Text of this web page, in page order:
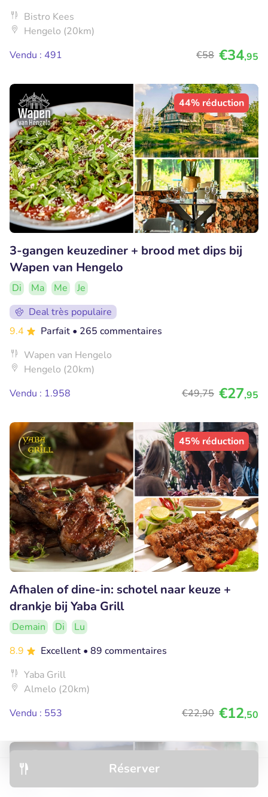
Réserver
Bistro Kees
Hengelo (20km)
Vendu : 491
€58 €34,95
44% réduction
3-gangen keuzediner + brood met dips bij
Wapen van Hengelo
Di Ma Me
Je
Deal très populaire
9.4
Parfait • 265 commentaires
Wapen van Hengelo
Hengelo (20km)
Vendu : 1.958
€49,75 €27,95
45% réduction
Afhalen of dine-in: schotel naar keuze +
drankje bij Yaba Grill
Demain Di
Lu
8.9
Excellent • 89 commentaires
Yaba Grill
Almelo (20km)
Vendu : 553
€22,90 €12,50